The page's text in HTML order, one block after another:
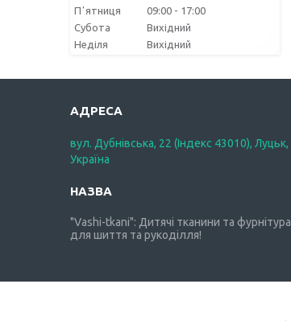
Пʼятниця
09:00
17:00
Субота
Вихідний
Неділя
Вихідний
вул. Дубнівська, 22 (Індекс 43010), Луцьк,
Україна
"Vashi-tkani": Дитячі тканини та фурнітура
для шиття та рукоділля!